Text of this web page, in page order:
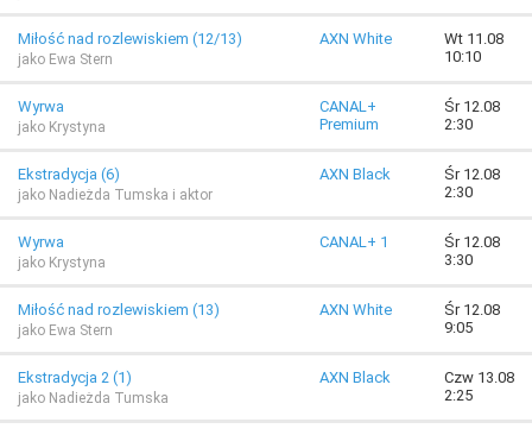
Miłość nad rozlewiskiem (12/13)
jako Ewa Stern
AXN White
Wt 11.08
10:10
Wyrwa
jako Krystyna
CANAL+
Premium
Śr 12.08
2:30
Ekstradycja (6)
jako Nadieżda Tumska i aktor
AXN Black
Śr 12.08
2:30
Wyrwa
jako Krystyna
CANAL+ 1
Śr 12.08
3:30
Miłość nad rozlewiskiem (13)
jako Ewa Stern
AXN White
Śr 12.08
9:05
Ekstradycja 2 (1)
jako Nadieżda Tumska
AXN Black
Czw 13.08
2:25